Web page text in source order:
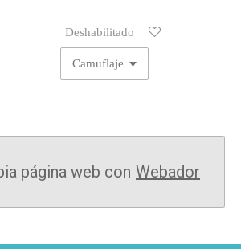
Deshabilitado
página web con Webador